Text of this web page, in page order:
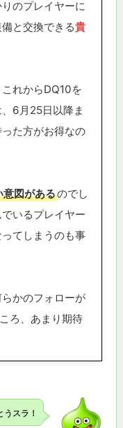
のプレイヤーに
と交換できる貴
れからDQ10を
6月25日以降ま
た方がお得なの
意図があるのでし
いるプレイヤー
てしまうのも事
かのフォローが
ろ、あまり期待
スラ！